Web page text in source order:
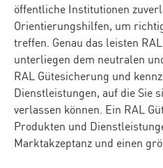
öffentliche Institutionen
Orientierungshilfen, um
treffen. Genau das leisten
unterliegen dem neutralen
RAL Gütesicherung und
Dienstleistungen, auf die Sie
verlassen können. Ein RAL
Produkten und
Marktakzeptanz und einen